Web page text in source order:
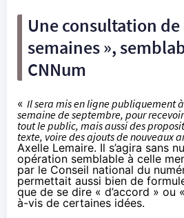
Une consultation
semaines »,
CNNum
« Il sera mis en ligne publiquement
semaine de septembre, pour
tout le public, mais aussi des
texte, voire des ajouts de nouveaux
Axelle Lemaire. Il s’agira sans
opération semblable à celle
par le Conseil national du
permettait aussi bien de
que de se dire « d’accord » ou
à-vis de certaines idées.